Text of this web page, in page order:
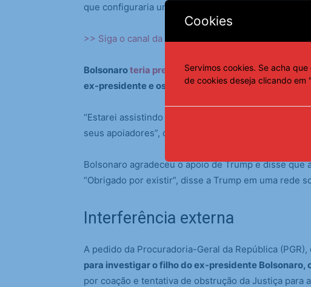
que configuraria uma ruptura da ordem democrática.
>> Siga o canal da
Bolsonaroteria pressionado os comandantesdas
ex-presidente e os aliados acusados de tentativa
“Estarei assistindo muito de perto à caça às bruxas
seus apoiadores”, disse Trump, que também pediu
Bolsonaro agradeceu o apoio de Trump e disse
“Obrigado por existir”, disse a Trump em uma rede
Interferência externa
A pedido da Procuradoria-Geral da República (PGR),
para investigar o filho do ex-presidente
por coação e tentativa de obstrução da Justiça para
Cookies
Servimos cookies. Se acha
de cookies deseja clicando em